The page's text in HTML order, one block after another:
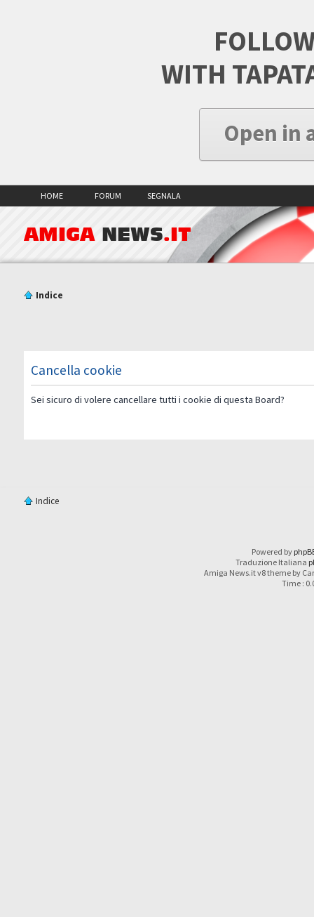
WITH
Open in
HOME FORUM SEGNALA
AMIGA NEWS.IT
Indice
Cancella cookie
Sei sicuro di volere cancellare tutti i cookie di questa Board?
Indice
Powered by
Traduzione Italiana
Amiga News.it v8 theme by
Time :